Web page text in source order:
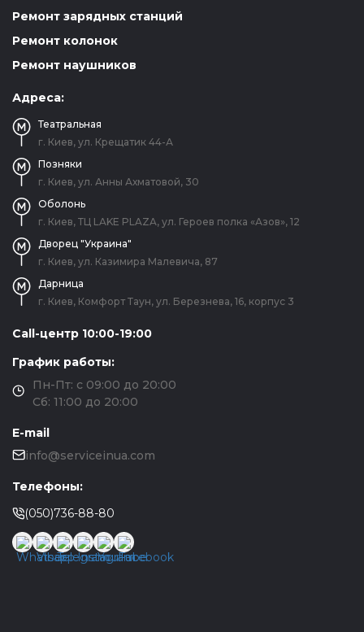
Ремонт зарядных станций
Ремонт колонок
Ремонт наушников
Адреса:
Театральная
г. Киев, ул. Крещатик 44-А
Позняки
г. Киев, ул. Анны Ахматовой, 30
Оболонь
г. Киев, ТЦ LAKE PLAZA, ул. Героев полка «Азов», 12
Дворец "Украина"
г. Киев, ул. Казимира Малевича, 87
Дарница
г. Киев, Комфорт Таун, ул. Березнева, 16, корпус 3
Call-центр 10:00-19:00
График работы:
Пн-Пт: с 09:00 до 20:00
Сб: 11:00 до 20:00
E-mail
info@serviceinua.com
Телефоны:
(050)736-88-80